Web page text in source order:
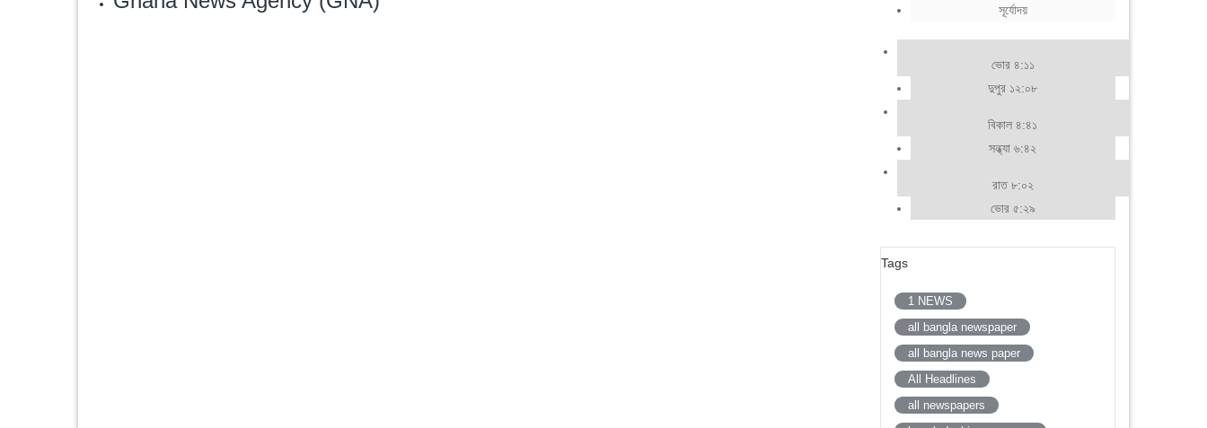
সূর্যোদয়
ভোর ৪:১১
দুপুর ১২:০৮
বিকাল ৪:৪১
সন্ধ্যা ৬:৪২
রাত ৮:০২
ভোর ৫:২৯
Tags
1 NEWS
all bangla newspaper
all bangla news paper
All Headlines
all newspapers